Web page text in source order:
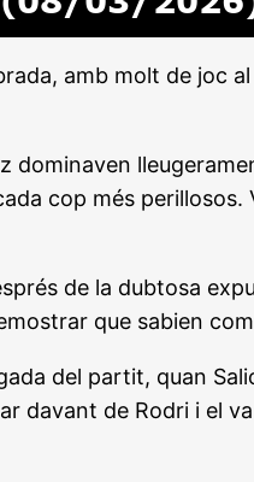
amb molt de joc
dominaven
cop més perillosos.
de la dubtosa
que sabien
del partit, quan
davant de Rodri i el